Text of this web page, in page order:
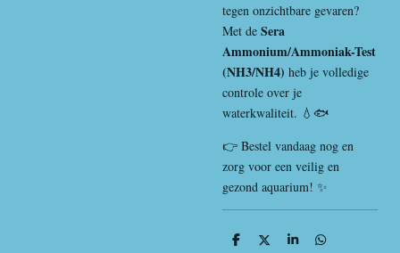
tegen onzichtbare gevaren?
Met de Sera
Ammonium/Ammoniak-Test
(NH3/NH4) heb je volledige
controle over je
waterkwaliteit. 💧🐟
👉 Bestel vandaag nog en
zorg voor een veilig en
gezond aquarium! ✨
D
D
S
D